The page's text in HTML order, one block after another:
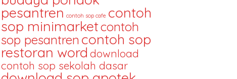
pesantren contoh sop cafe contoh
sop minimarketcontoh
sop pesantren contoh sop
restoran word download
contoh sop sekolah dasar